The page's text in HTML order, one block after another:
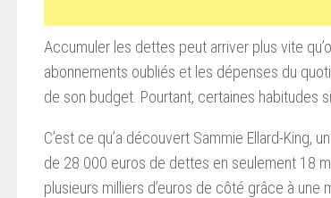
Accumuler les dettes peut arriver plus vite
abonnements oubliés et les dépenses du
de son budget. Pourtant, certaines habitudes
C’est ce qu’a découvert Sammie Ellard-King,
de 28 000 euros de dettes en seulement 18
plusieurs milliers d’euros de côté grâce à une